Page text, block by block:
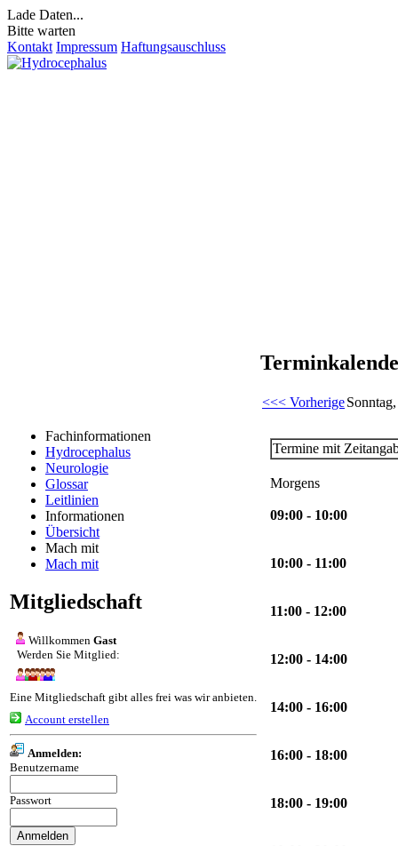
Lade Daten...
Bitte warten
Kontakt Impressum Haftungsauschluss
Fachinformationen
Hydrocephalus
Neurologie
Glossar
Leitlinien
Informationen
Übersicht
Mach mit
Mach mit
Mitgliedschaft
Willkommen Gast
Werden Sie Mitglied:
Eine Mitgliedschaft gibt alles frei was wir anbieten.
Account erstellen
Anmelden:
Benutzername
Passwort
<<< Vorherige
Termine mit
Morgens
09:00 - 10:00
10:00 - 11:00
11:00 - 12:00
12:00 - 14:00
14:00 - 16:00
16:00 - 18:00
18:00 - 19:00